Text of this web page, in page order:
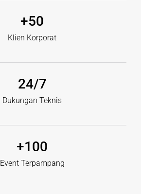
Klien Korporat
+50
Dukungan Teknis
24/7
Event Terpampang
+100